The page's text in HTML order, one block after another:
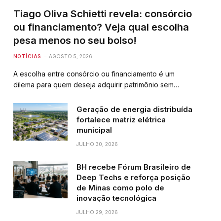
Tiago Oliva Schietti revela: consórcio
ou financiamento? Veja qual escolha
pesa menos no seu bolso!
NOTÍCIAS AGOSTO 5, 2026
A escolha entre consórcio ou financiamento é um
dilema para quem deseja adquirir patrimônio sem…
Geração de energia distribuída
fortalece matriz elétrica
municipal
JULHO 30, 2026
BH recebe Fórum Brasileiro de
Deep Techs e reforça posição
de Minas como polo de
inovação tecnológica
JULHO 29, 2026